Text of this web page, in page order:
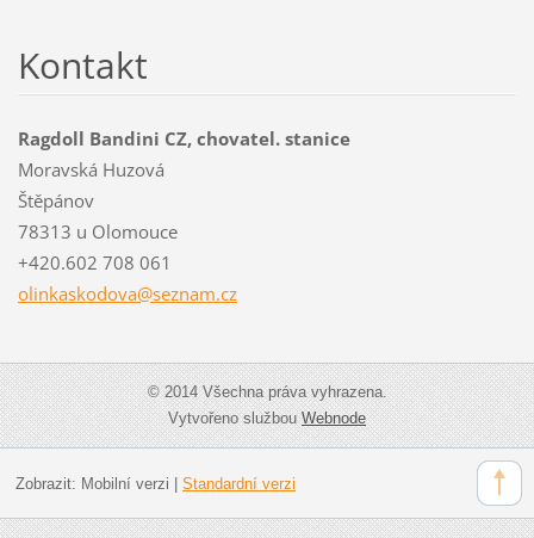
Kontakt
Ragdoll Bandini CZ, chovatel. stanice
Moravská Huzová
Štěpánov
78313 u Olomouce
+420.602 708 061
olinkaskodova@seznam.cz
© 2014 Všechna práva vyhrazena.
Vytvořeno službouWebnode
Zobrazit: Mobilní verzi Standardní verzi